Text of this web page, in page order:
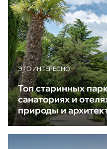
ЭТО ИНТЕРЕСНО
Топ старинных
санаториях и
природы и